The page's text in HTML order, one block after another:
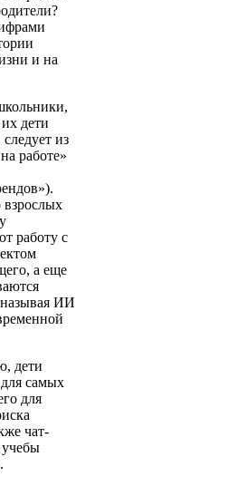
и на
дети
из
работе»
работу с
а еще
ИИ
дети
самых
для
чат-